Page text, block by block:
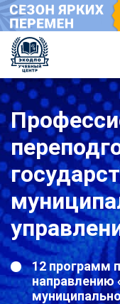
12 программ
направлению